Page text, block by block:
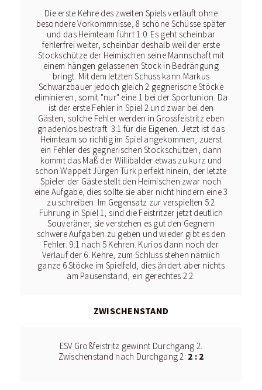
Die erste Kehre des zweiten Spiels verläuft ohne
besondere Vorkommnisse, 8 schöne Schüsse später
und das Heimteam führt 1:0. Es geht scheinbar
fehlerfrei weiter, scheinbar deshalb weil der erste
Stockschütze der Heimischen seine Mannschaft mit
einem hängen gelassenen Stock in Bedrängung
bringt. Mit dem letzten Schuss kann Markus
Schwarzbauer jedoch gleich 2 gegnerische Stöcke
eliminieren, somit "nur" eine 1 bei der Sportunion. Da
ist der erste Fehler in Spiel 2 und zwar bei den
Gästen, solche Fehler werden in Grossfeistritz eben
gnadenlos bestraft. 3:1 für die Eigenen. Jetzt ist das
Heimteam so richtig im Spiel angekommen, zuerst
ein Fehler des gegnerischen Stockschützen, dann
kommt das Maß der Willibalder etwas zu kurz und
schon Wappelt Jürgen Türk perfekt hinein, der letzte
Spieler der Gäste stellt den Heimischen zwar noch
eine Aufgabe, dies sollte sie aber nicht hindern eine 3
zu schreiben. Im Gegensatz zur verspielten 5:2
Führung in Spiel 1, sind die Feistritzer jetzt deutlich
Souveräner, sie verstehen es gut den Gegnern
schwere Aufgaben zu geben und wieder gibt es den
Fehler. 9:1 nach 5 Kehren. Kurios dann noch der
Verlauf der 6. Kehre, zum Schluss stehen nämlich
ganze 6 Stöcke im Spielfeld, dies ändert aber nichts
am Pausenstand, ein gerechtes 2:2.
ZWISCHENSTAND
ESV Großfeistritz gewinnt Durchgang 2.
Zwischenstand nach Durchgang 2: 2 : 2